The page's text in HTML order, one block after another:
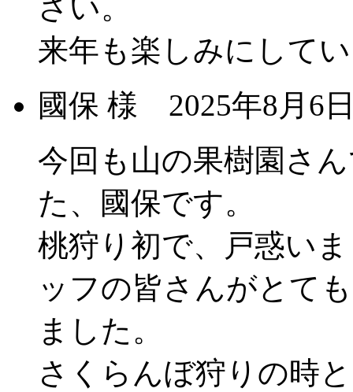
さい。
来年も楽しみにして
國保 様
2025年8月6
今回も山の果樹園さ
た、國保です。
桃狩り初で、戸惑い
ッフの皆さんがとて
ました。
さくらんぼ狩りの時